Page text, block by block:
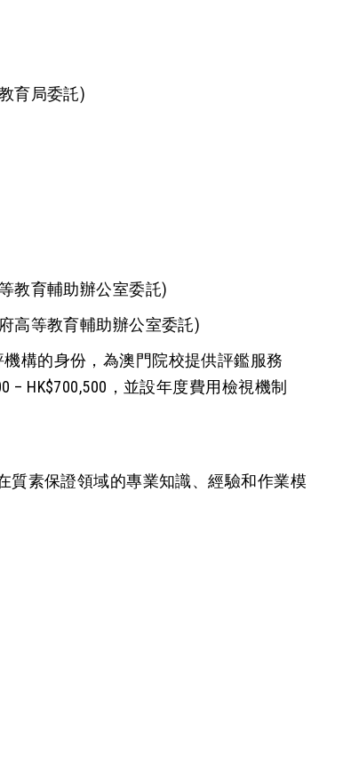
育局委託)
教育輔助辦公室委託)
高等教育輔助辦公室委託)
構的身份，為澳門院校提供評鑑服務
HK$700,500，並設年度費用檢視機制
質素保證領域的專業知識、經驗和作業模